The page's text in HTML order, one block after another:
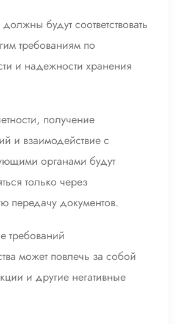
будут соответствовать
требованиям по
и надежности хранения
получение
и взаимодействие с
органами будут
только через
передачу документов.
требований
может повлечь за собой
и другие негативные